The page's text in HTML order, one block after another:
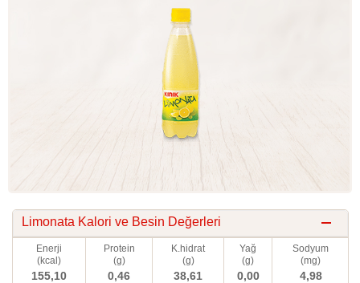
Limonata Kalori ve Besin Değerleri
Enerji
(kcal)
155,10
Protein
(g)
0,46
K.hidrat
(g)
38,61
Yağ
(g)
0,00
Sodyum
(mg)
4,98